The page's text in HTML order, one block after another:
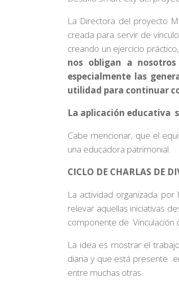
La Directora del proyecto
creada para servir de
creando un ejercicio
nos obligan a
especialmente las
utilidad para continuar
La aplicación educativa
Cabe mencionar, que el
una educadora patrimonial.
CICLO DE CHARLAS DE
La actividad organizada
relevar aquellas iniciativas
componente de Vinculación
La idea es mostrar el
diaria y que está presente
entre muchas otras.